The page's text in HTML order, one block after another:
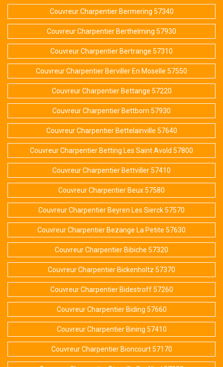
Couvreur Charpentier Bermering 57340
Couvreur Charpentier Berthelming 57930
Couvreur Charpentier Bertrange 57310
Couvreur Charpentier Berviller En Moselle 57550
Couvreur Charpentier Bettange 57220
Couvreur Charpentier Bettborn 57930
Couvreur Charpentier Bettelainville 57640
Couvreur Charpentier Betting Les Saint Avold 57800
Couvreur Charpentier Bettviller 57410
Couvreur Charpentier Beux 57580
Couvreur Charpentier Beyren Les Sierck 57570
Couvreur Charpentier Bezange La Petite 57630
Couvreur Charpentier Bibiche 57320
Couvreur Charpentier Bickenholtz 57370
Couvreur Charpentier Bidestroff 57260
Couvreur Charpentier Biding 57660
Couvreur Charpentier Bining 57410
Couvreur Charpentier Bioncourt 57170